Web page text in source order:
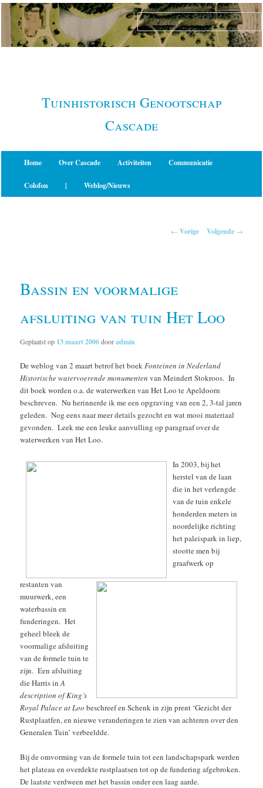
Spring
naar
primaire
Tuinhistorisch Genootschap
Cascade
Home Over Cascade Activiteiten Communicatie
Colofon | Weblog/Nieuws
← Vorige Volgende →
Bassin en voormalige
afsluiting van tuin Het Loo
Geplaatst op 13 maart 2006dooradmin
De weblog van 2 maart betrof het boekFonteinen in Nederland
Historische watervoerende monumenten van Meindert Stokroos. In
dit boek worden o.a. de waterwerken van Het Loo te Apeldoorn
beschreven. Nu herinnerde ik me een opgraving van een 2, 3-tal jaren
geleden. Nog eens naar meer details gezocht en wat mooi materiaal
gevonden. Leek me een leuke aanvulling op paragraaf over de
waterwerken van Het Loo.
In 2003, bij het
herstel van de laan
die in het verlengde
van de tuin enkele
honderden meters in
noordelijke richting
het paleispark in liep,
stootte men bij
graafwerk op
restanten van
muurwerk, een
waterbassin en
funderingen. Het
geheel bleek de
voormalige afsluiting
van de formele tuin te
zijn. Een afsluiting
die Harris inA
description of King’s
Royal Palace at Loo beschreef en Schenk in zijn prent ‘Gezicht der
Rustplaatfen, en nieuwe veranderingen te zien van achteren over den
Generalen Tuin’ verbeeldde.
Bij de omvorming van de formele tuin tot een landschapspark werden
het plateau en overdekte rustplaatsen tot op de fundering afgebroken.
De laatste verdween met het bassin onder een laag aarde.